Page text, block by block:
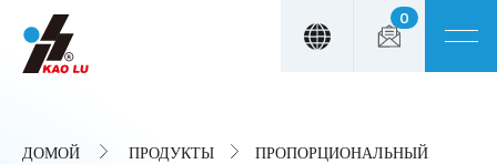
0
ДОМОЙ ПРОДУКТЫ
ПРОПОРЦИОНАЛЬНЫЙ
Панель управления cookies